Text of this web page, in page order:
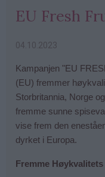
EU Fresh
04.10.2023
Kampanjen "EU
(EU) fremmer
Storbritannia, Norge
fremme sunne
vise frem den
dyrket i Europa.
Fremme